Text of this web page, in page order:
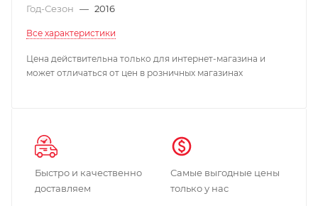
Год-Сезон — 2016
Все характеристики
Цена действительна только для интернет-магазина и
может отличаться от цен в розничных магазинах
Быстро и качественно
доставляем
Самые выгодные цены
только у нас